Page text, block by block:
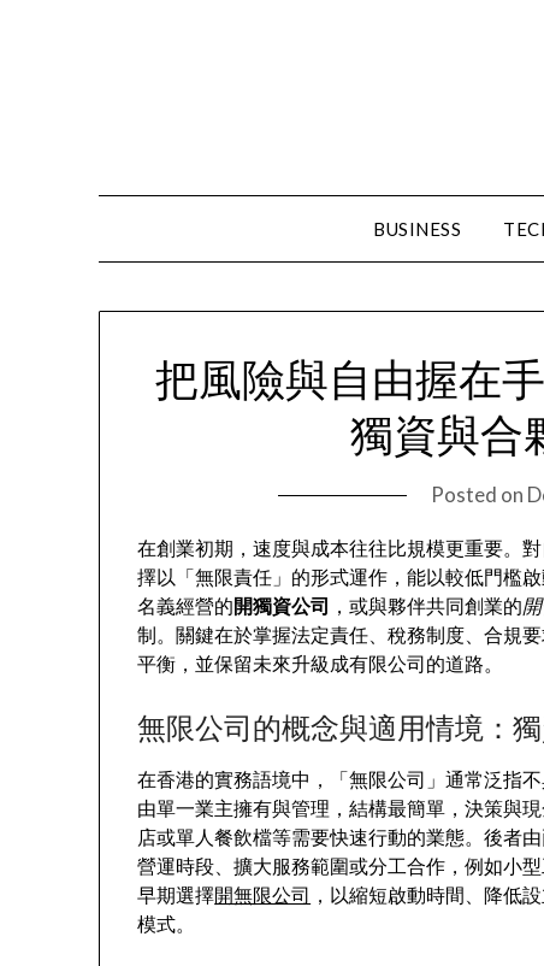
BUSINESS
把風險與自由握在
獨資與合
Posted on
在創業初期，速度與成本往往比規模更重要。
擇以「無限責任」的形式運作，能以較低門檻
名義經營的開獨資公司 ，或與夥伴共同創業的
制。關鍵在於掌握法定責任、稅務制度、合規
平衡，並保留未來升級成有限公司的道路。
無限公司的概念與適用情境：
在香港的實務語境中，「無限公司」通常泛指
由單一業主擁有與管理，結構最簡單，決策與
店或單人餐飲檔等需要快速行動的業態。後者
營運時段、擴大服務範圍或分工合作，例如小
早期選擇開無限公司 ，以縮短啟動時間、降低
模式。